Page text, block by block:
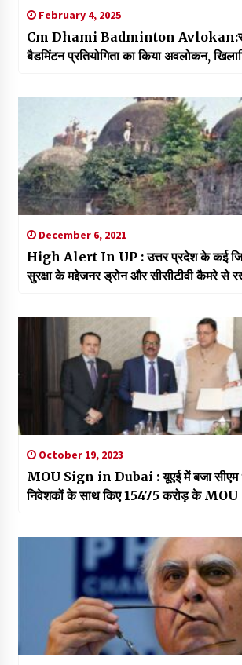
February 4, 2025
Cm Dhami Badminton
बैडमिंटन प्रतियोगिता का किया अवलोकन,
December 6, 2021
High Alert In UP : उत्तर प्रदेश के कई
सुरक्षा के मद्देजनर ड्रोन और सीसीटीवी कैमरे से
October 19, 2023
MOU Sign in Dubai : यूएई में बजा सीएम
निवेशकों के साथ किए 15475 करोड़ के MOU